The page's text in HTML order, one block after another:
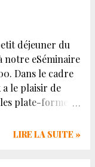
déjeuner du
notre eSéminaire
Dans le cadre
a le plaisir de
plate-formes
des
LIRE LA SUITE »